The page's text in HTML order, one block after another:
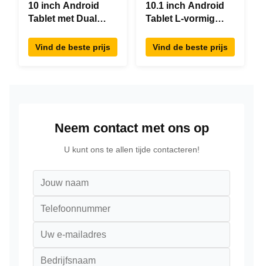
10 inch Android
Tablet met Dual
Desktop POE
Advertising Tablet
Vind de beste prijs
10.1 inch Android
Tablet L-vormig
RK3288 Tablet IPS
Touchscreen Tablet
Vind de beste prijs
Neem contact met ons op
U kunt ons te allen tijde contacteren!